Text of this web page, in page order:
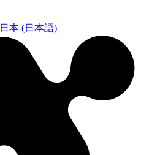
日本 (日本語)